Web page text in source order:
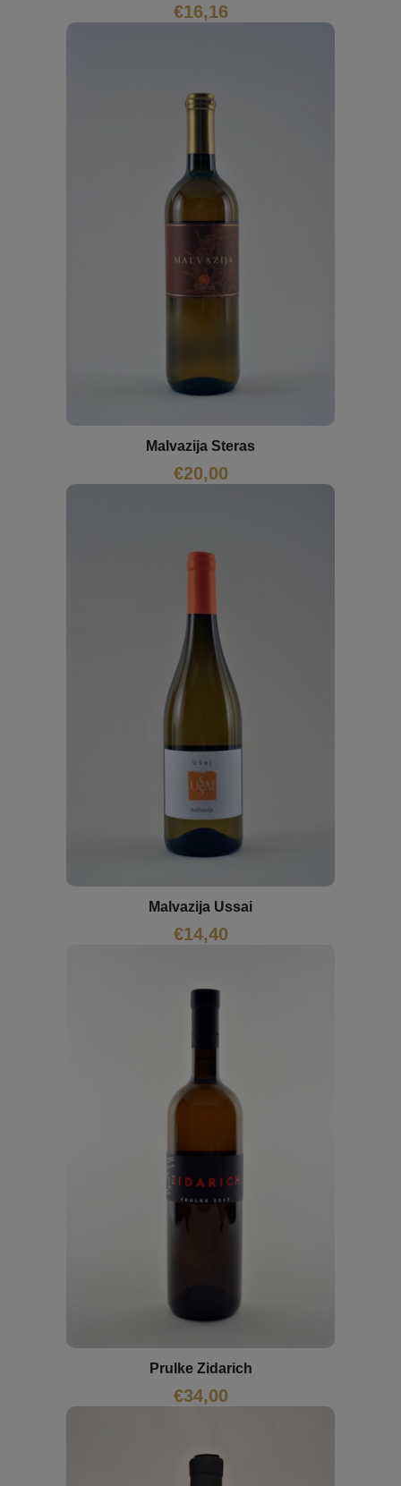
€16,16
Malvazija Steras
€20,00
Malvazija Ussai
€14,40
Prulke Zidarich
€34,00